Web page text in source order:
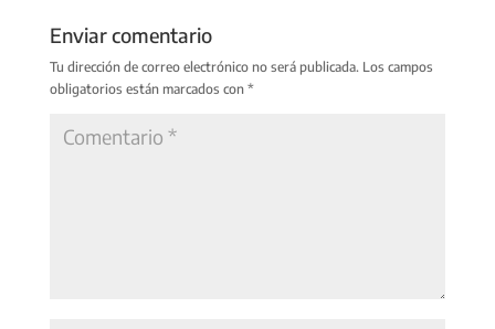
Enviar comentario
Tu dirección de correo electrónico no será publicada. Los campos
obligatorios están marcados con *